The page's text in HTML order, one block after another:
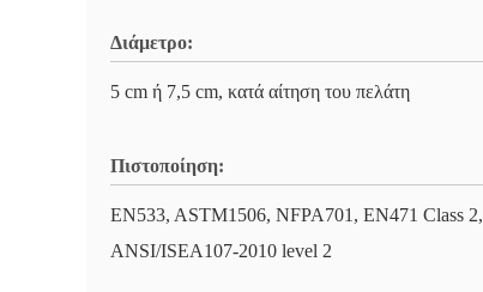
Διάμετρο:
5 cm ή 7,5 cm, κατά αίτηση του πελάτη
Πιστοποίηση:
EN533, ASTM1506, NFPA701, EN471 Class 2,
ANSI/ISEA107-2010 level 2